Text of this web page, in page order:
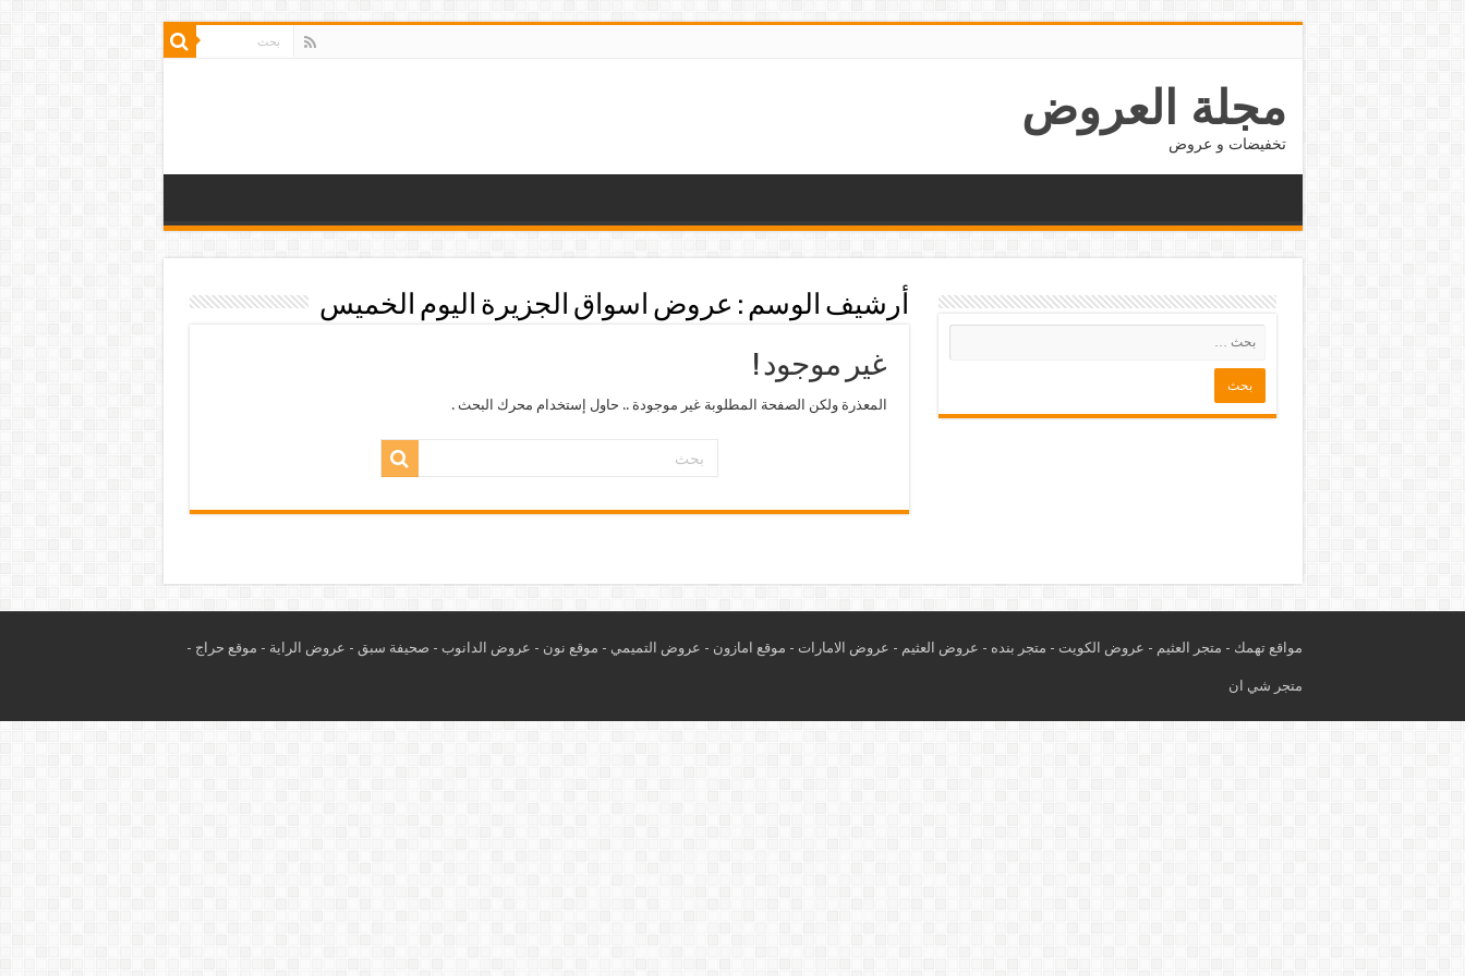
مجلة العروض
تخفيضات و عروض
أرشيف الوسم : عروض اسواق الجزيرة اليوم الخميس
غير موجود !
المعذرة ولكن الصفحة المطلوبة غير موجودة .. حاول إستخدام محرك البحث .
مواقع تهمك - متجر العثيم - عروض الكويت - متجر بنده - عروض العثيم - عروض الامارات - موقع امازون - عروض التميمي - موقع نون - عروض الدانوب - صحيفة سبق - عروض الراية - موقع حراج -
متجر شي ان